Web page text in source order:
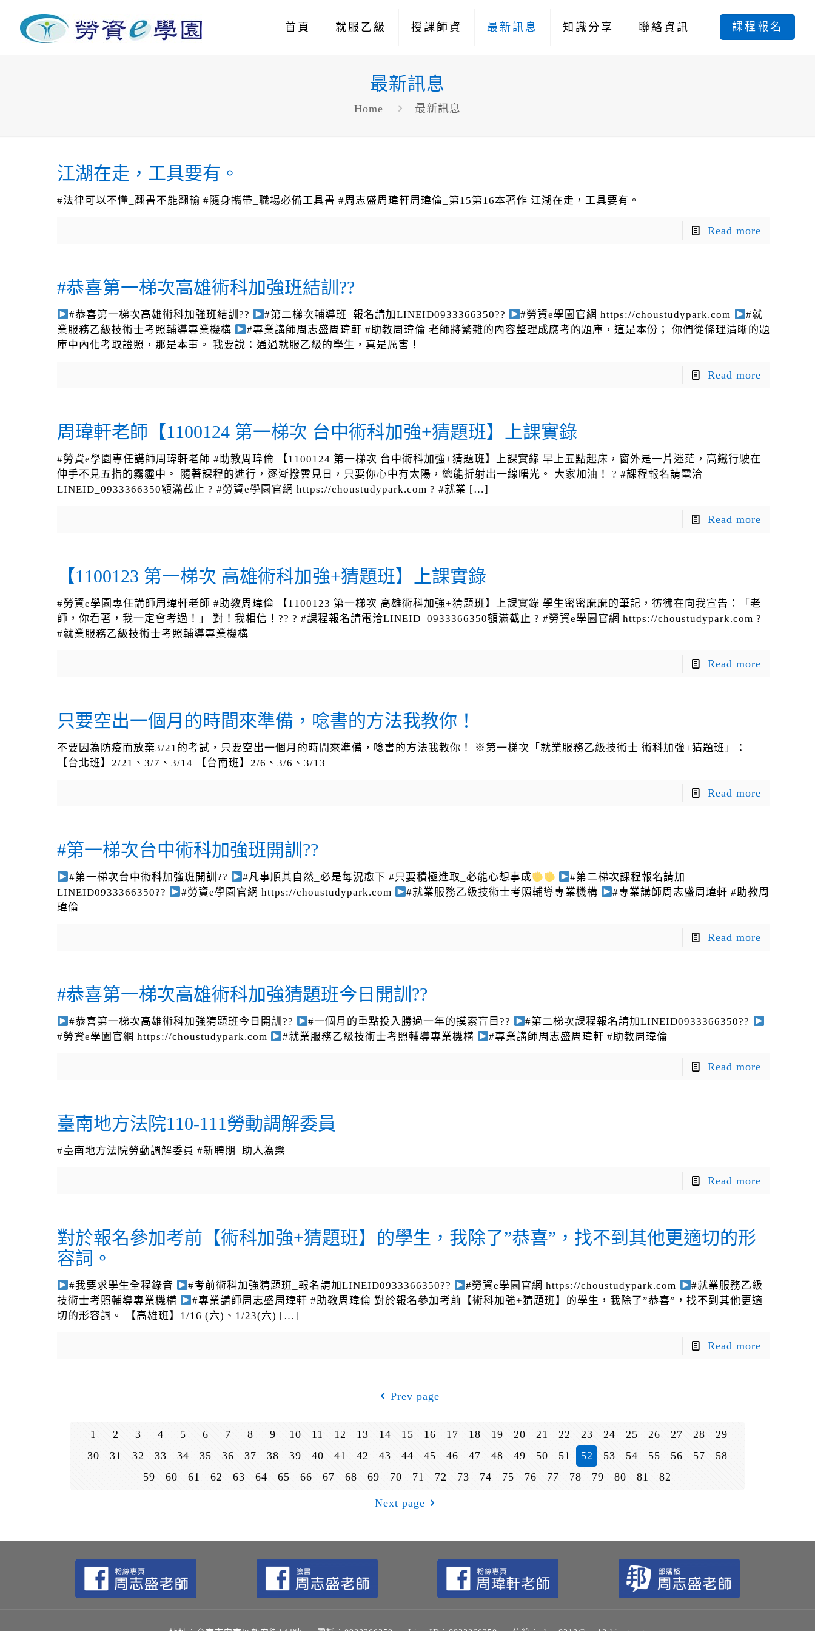
首頁 就服乙級 授課師資 最新訊息 知識分享 聯絡資訊 課程報名
最新訊息
Home 最新訊息
江湖在走，工具要有。
#法律可以不懂_翻書不能翻輸 #隨身攜帶_職場必備工具書 #周志盛周瑋軒周瑋倫_第15第16本著作 江湖在走，工具要有。
Read more
#恭喜第一梯次高雄術科加強班結訓??
#恭喜第一梯次高雄術科加強班結訓?? #第二梯次輔導班_報名請加LINEID0933366350?? #勞資e學園官網 https://choustudypark.com
#就
業服務乙級技術士考照輔導專業機構
#專業講師周志盛周瑋軒 #助教周瑋倫 老師將繁雜的內容整理成應考的題庫，這是本份； 你們從條理清晰的題
庫中內化考取證照，那是本事。 我要說：通過就服乙級的學生，真是厲害！
Read more
周瑋軒老師【1100124 第一梯次 台中術科加強+猜題班】上課實錄
#勞資e學園專任講師周瑋軒老師 #助教周瑋倫 【1100124 第一梯次 台中術科加強+猜題班】上課實錄 早上五點起床，窗外是一片迷茫，高鐵行駛在
伸手不見五指的霧霾中。 隨著課程的進行，逐漸撥雲見日，只要你心中有太陽，總能折射出一線曙光。 大家加油！ ? #課程報名請電洽
LINEID_0933366350額滿截止 ? #勞資e學園官網 https://choustudypark.com ? #就業 […]
Read more
【1100123 第一梯次 高雄術科加強+猜題班】上課實錄
#勞資e學園專任講師周瑋軒老師 #助教周瑋倫 【1100123 第一梯次 高雄術科加強+猜題班】上課實錄 學生密密麻麻的筆記，彷彿在向我宣告：「老
師，你看著，我一定會考過！」 對！我相信！?? ? #課程報名請電洽LINEID_0933366350額滿截止 ? #勞資e學園官網 https://choustudypark.com ?
#就業服務乙級技術士考照輔導專業機構
Read more
只要空出一個月的時間來準備，唸書的方法我教你！
不要因為防疫而放棄3/21的考試，只要空出一個月的時間來準備，唸書的方法我教你！ ※第一梯次「就業服務乙級技術士 術科加強+猜題班」：
【台北班】2/21、3/7、3/14 【台南班】2/6、3/6、3/13
Read more
#第一梯次台中術科加強班開訓??
#第一梯次台中術科加強班開訓?? #凡事順其自然_必是每況愈下 #只要積極進取_必能心想事成
#第二梯次課程報名請加
LINEID0933366350??
#勞資e學園官網 https://choustudypark.com #就業服務乙級技術士考照輔導專業機構
#專業講師周志盛周瑋軒 #助教周
瑋倫
Read more
#恭喜第一梯次高雄術科加強猜題班今日開訓??
#恭喜第一梯次高雄術科加強猜題班今日開訓?? #一個月的重點投入勝過一年的摸索盲目??
#第二梯次課程報名請加LINEID0933366350??
#勞資e學園官網 https://choustudypark.com
#就業服務乙級技術士考照輔導專業機構 #專業講師周志盛周瑋軒 #助教周瑋倫
Read more
臺南地方法院110-111勞動調解委員
#臺南地方法院勞動調解委員 #新聘期_助人為樂
Read more
對於報名參加考前【術科加強+猜題班】的學生，我除了”恭喜”，找不到其他更適切的形
容詞。
#我要求學生全程錄音 #考前術科加強猜題班_報名請加LINEID0933366350?? #勞資e學園官網 https://choustudypark.com
#就業服務乙級
技術士考照輔導專業機構
#專業講師周志盛周瑋軒 #助教周瑋倫 對於報名參加考前【術科加強+猜題班】的學生，我除了”恭喜”，找不到其他更適
切的形容詞。 【高雄班】1/16 (六)、1/23(六) […]
Read more
Prev page
1 2 3 4 5 6 7 8 9 10 11 12 13 14 15 16 17 18 19 20 21 22 23 24 25 26 27 28
29
30
31 32 33 34 35 36 37 38 39 40 41 42 43 44 45 46 47 48 49 50 51 52 53 54 55 56 57
58
59
60 61 62 63 64 65 66 67 68 69 70 71 72 73 74 75 76 77 78 79 80 81 82
Next page